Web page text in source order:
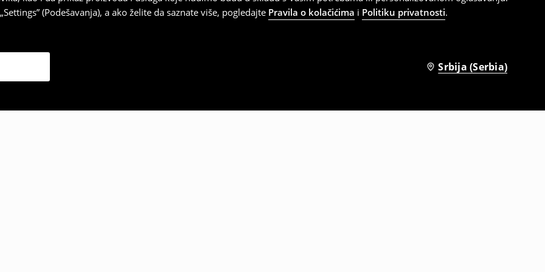
(Podešavanja), a ako želite da saznate više, pogledajte Pravila o kolačićima i Politiku privatnosti.
Srbija (Serbia)